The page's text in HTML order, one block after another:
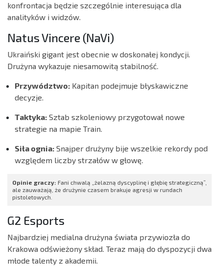
konfrontacja będzie szczególnie interesująca dla
analityków i widzów.
Natus Vincere (NaVi)
Ukraiński gigant jest obecnie w doskonałej kondycji.
Drużyna wykazuje niesamowitą stabilność.
Przywództwo: Kapitan podejmuje błyskawiczne
decyzje.
Taktyka: Sztab szkoleniowy przygotował nowe
strategie na mapie Train.
Siła ognia: Snajper drużyny bije wszelkie rekordy pod
względem liczby strzałów w głowę.
Opinie graczy: Fani chwalą „żelazną dyscyplinę i głębię strategiczną”,
ale zauważają, że drużynie czasem brakuje agresji w rundach
pistoletowych.
G2 Esports
Najbardziej medialna drużyna świata przywiozła do
Krakowa odświeżony skład. Teraz mają do dyspozycji dwa
młode talenty z akademii.